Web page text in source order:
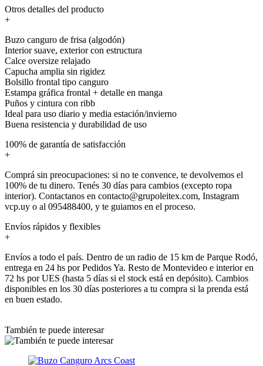
Otros detalles del producto
+
Buzo canguro de frisa (algodón)
Interior suave, exterior con estructura
Calce oversize relajado
Capucha amplia sin rigidez
Bolsillo frontal tipo canguro
Estampa gráfica frontal + detalle en manga
Puños y cintura con ribb
Ideal para uso diario y media estación/invierno
Buena resistencia y durabilidad de uso
100% de garantía de satisfacción
+
Comprá sin preocupaciones: si no te convence, te devolvemos el
100% de tu dinero. Tenés 30 días para cambios (excepto ropa
interior). Contactanos en contacto@grupoleitex.com, Instagram
vcp.uy o al 095488400, y te guiamos en el proceso.
Envíos rápidos y flexibles
+
Envíos a todo el país. Dentro de un radio de 15 km de Parque Rodó,
entrega en 24 hs por Pedidos Ya. Resto de Montevideo e interior en
72 hs por UES (hasta 5 días si el stock está en depósito). Cambios
disponibles en los 30 días posteriores a tu compra si la prenda está
en buen estado.
También te puede interesar